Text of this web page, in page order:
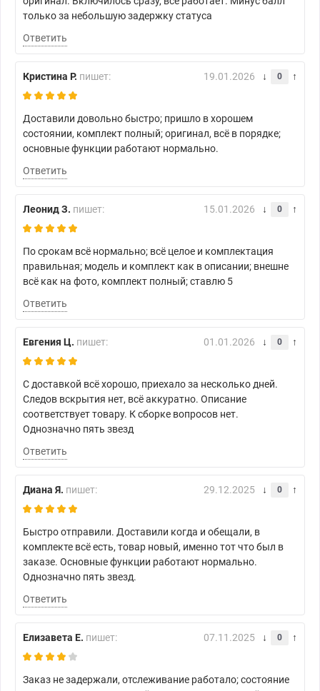
только за небольшую задержку статуса
Ответить
Кристина Р. пишет: 19.01.2026 0
Доставили довольно быстро; пришло в хорошем
состоянии, комплект полный; оригинал, всё в порядке;
основные функции работают нормально.
Ответить
Леонид З. пишет: 15.01.2026 0
По срокам всё нормально; всё целое и комплектация
правильная; модель и комплект как в описании; внешне
всё как на фото, комплект полный; ставлю 5
Ответить
Евгения Ц. пишет: 01.01.2026 0
С доставкой всё хорошо, приехало за несколько дней.
Следов вскрытия нет, всё аккуратно. Описание
соответствует товару. К сборке вопросов нет.
Однозначно пять звезд
Ответить
Диана Я. пишет: 29.12.2025 0
Быстро отправили. Доставили когда и обещали, в
комплекте всё есть, товар новый, именно тот что был в
заказе. Основные функции работают нормально.
Однозначно пять звезд.
Ответить
Елизавета Е. пишет: 07.11.2025 0
Заказ не задержали, отслеживание работало; состояние